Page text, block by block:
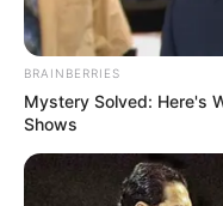
BRAINBERRIES
Mystery Solved: Here's
Shows